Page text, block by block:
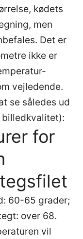
kødets
men
Det er
ikke er
vejledende.
se således ud
for
60-65 grader;
over 68.
vil